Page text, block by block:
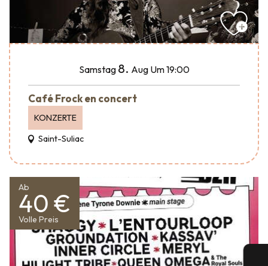
Samstag 8. Aug Um 19:00
Café Frock en concert
KONZERTE
Saint-Suliac
Ab
40 €
Volle Preis